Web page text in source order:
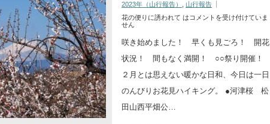
2023年（山行報告）
山行報告
花の便りに誘われて は コメントを受け付けていま
せん
咲き始めました！ 早くも見ごろ！ 開花
状況！ 間もなく満開！ ○○祭り開催！
２月とは思えない暖かな日和、今日は一日
のんびりお花見ハイキング。 ●河津桜 松
田山西平畑公…